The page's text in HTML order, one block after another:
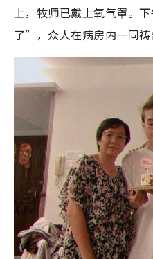
上，牧师已戴上氧气罩。
了”，众人在病房内一同祷